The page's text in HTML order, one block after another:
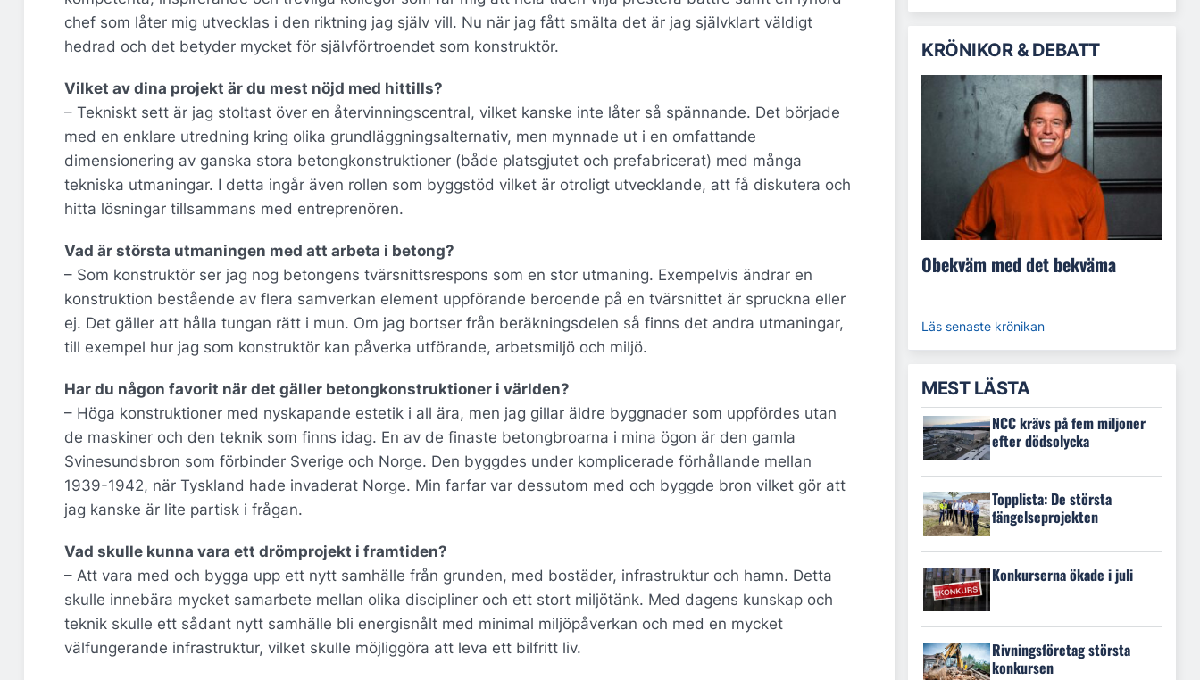
chef som låter mig utvecklas i den riktning jag själv vill. Nu när jag fått smälta det är jag självklart väldigt
hedrad och det betyder mycket för självförtroendet som konstruktör.
Vilket av dina projekt är du mest nöjd med hittills?
– Tekniskt sett är jag stoltast över en återvinningscentral, vilket kanske inte låter så spännande. Det började
med en enklare utredning kring olika grundläggningsalternativ, men mynnade ut i en omfattande
dimensionering av ganska stora betongkonstruktioner (både platsgjutet och prefabricerat) med många
tekniska utmaningar. I detta ingår även rollen som byggstöd vilket är otroligt utvecklande, att få diskutera och
hitta lösningar tillsammans med entreprenören.
Vad är största utmaningen med att arbeta i betong?
– Som konstruktör ser jag nog betongens tvärsnittsrespons som en stor utmaning. Exempelvis ändrar en
konstruktion bestående av flera samverkan element uppförande beroende på en tvärsnittet är spruckna eller
ej. Det gäller att hålla tungan rätt i mun. Om jag bortser från beräkningsdelen så finns det andra utmaningar,
till exempel hur jag som konstruktör kan påverka utförande, arbetsmiljö och miljö.
Har du någon favorit när det gäller betongkonstruktioner i världen?
– Höga konstruktioner med nyskapande estetik i all ära, men jag gillar äldre byggnader som uppfördes utan
de maskiner och den teknik som finns idag. En av de finaste betongbroarna i mina ögon är den gamla
Svinesundsbron som förbinder Sverige och Norge. Den byggdes under komplicerade förhållande mellan
1939-1942, när Tyskland hade invaderat Norge. Min farfar var dessutom med och byggde bron vilket gör att
jag kanske är lite partisk i frågan.
Vad skulle kunna vara ett drömprojekt i framtiden?
– Att vara med och bygga upp ett nytt samhälle från grunden, med bostäder, infrastruktur och hamn. Detta
skulle innebära mycket samarbete mellan olika discipliner och ett stort miljötänk. Med dagens kunskap och
teknik skulle ett sådant nytt samhälle bli energisnålt med minimal miljöpåverkan och med en mycket
välfungerande infrastruktur, vilket skulle möjliggöra att leva ett bilfritt liv.
KRÖNIKOR & DEBATT
Obekväm med det bekväma
Läs senaste krönikan
MEST LÄSTA
NCC krävs på fem miljoner
efter dödsolycka
Topplista: De största
fängelseprojekten
Konkurserna ökade i juli
Rivningsföretag största
konkursen